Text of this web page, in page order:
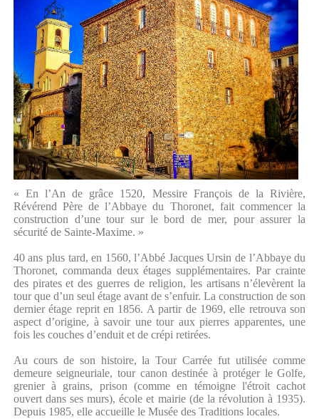
« En l’An de grâce 1520, Messire François de la Rivière,
Révérend Père de l’Abbaye du Thoronet, fait commencer la
construction d’une tour sur le bord de mer, pour assurer la
sécurité de Sainte-Maxime. »
40 ans plus tard, en 1560, l’Abbé Jacques Ursin de l’Abbaye du
Thoronet, commanda deux étages supplémentaires. Par crainte
des pirates et des guerres de religion, les artisans n’élevèrent la
tour que d’un seul étage avant de s’enfuir. La construction de son
dernier étage reprit en 1856. A partir de 1969, elle retrouva son
aspect d’origine, à savoir une tour aux pierres apparentes, une
fois les couches d’enduit et de crépi retirées.
Au cours de son histoire, la Tour Carrée fut utilisée comme
demeure seigneuriale, tour canon destinée à protéger le Golfe,
grenier à grains, prison (comme en témoigne l'étroit cachot
ouvert dans ses murs), école et mairie (de la révolution à 1935).
Depuis 1985, elle accueille le Musée des Traditions locales.